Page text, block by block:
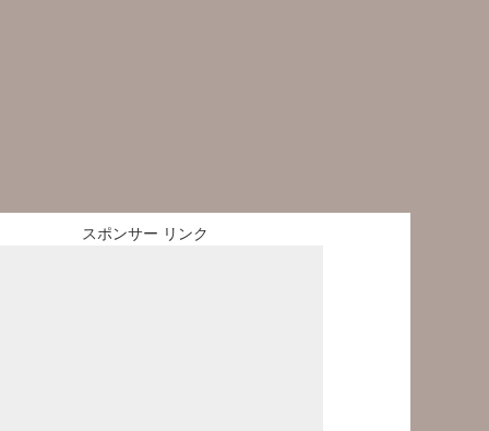
スポンサー リンク